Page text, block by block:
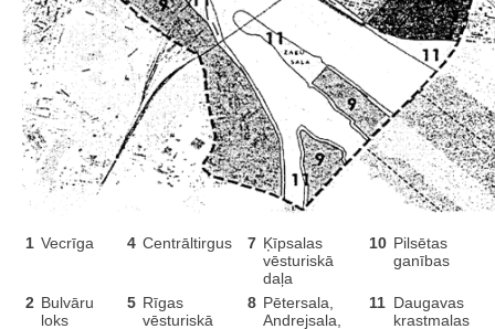
1 Vecrīga 4 Centrāltirgus 7 Ķīpsalas
vēsturiskā
daļa
10 Pilsētas
ganības
2 Bulvāru
loks
5 Rīgas
vēsturiskā
8 Pētersala,
Andrejsala,
11 Daugavas
krastmalas